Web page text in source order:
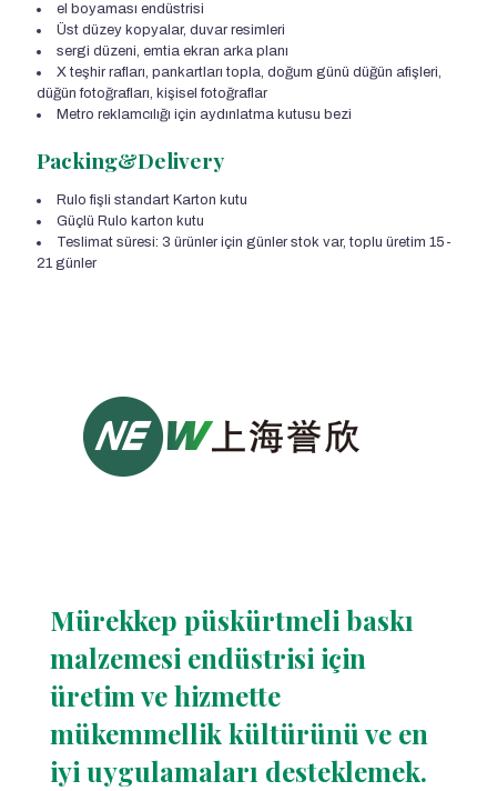
el boyaması endüstrisi
Üst düzey kopyalar, duvar resimleri
sergi düzeni, emtia ekran arka planı
X teşhir rafları, pankartları topla, doğum günü düğün afişleri,
düğün fotoğrafları, kişisel fotoğraflar
Metro reklamcılığı için aydınlatma kutusu bezi
Packing&Delivery
Rulo fişli standart Karton kutu
Güçlü Rulo karton kutu
Teslimat süresi: 3 ürünler için günler stok var, toplu üretim 15-
21 günler
Mürekkep püskürtmeli baskı
malzemesi endüstrisi için
üretim ve hizmette
mükemmellik kültürünü ve en
iyi uygulamaları desteklemek.